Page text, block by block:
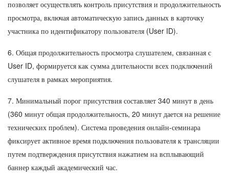
позволяет осуществлять контроль присутствия и продолжительность
просмотра, включая автоматическую запись данных в карточку
участника по идентификатору пользователя (User ID).
6. Общая продолжительность просмотра слушателем, связанная с
User ID, формируется как сумма длительности всех подключений
слушателя в рамках мероприятия.
7. Минимальный порог присутствия составляет 340 минут в день
(360 минут общая продолжительность, 20 минут дается на решение
технических проблем). Система проведения онлайн-семинара
фиксирует активное время подключения пользователя к трансляции
путем подтверждения присутствия нажатием на всплывающий
баннер каждый академический час.